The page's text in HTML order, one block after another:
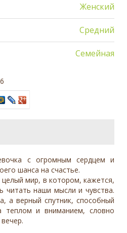
Женский
Средний
Семейная
с огромным сердцем и
шанса на счастье.
целый мир, в котором, кажется,
читать наши мысли и чувства.
а верный спутник, способный
теплом и вниманием, словно